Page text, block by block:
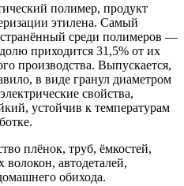
полимер, продукт
этилена. Самый
среди полимеров ―
приходится 31,5% от их
производства. Выпускается,
в виде гранул диаметром
свойства,
устойчив к температурам
плёнок, труб, ёмкостей,
волокон, автодеталей,
обихода.